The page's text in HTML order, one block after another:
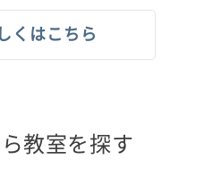
くはこちら
教室を探す